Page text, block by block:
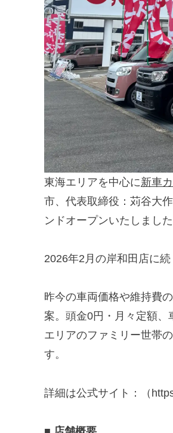
東海エリアを中心に新車
市、代表取締役：苅谷大
ンドオープンいたしました
2026年2月の岸和田店に続
昨今の車両価格や維持費
案。頭金0円・月々定額
エリアのファミリー世帯
す。
詳細は公式サイト：（